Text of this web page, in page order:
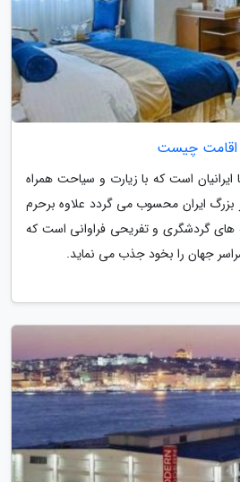
اقامت چیست
است که با زیارت و سیاحت همراه
ایران محسوب می گردد علاوه برحرم
های گردشگری و تفریحی فراوانی است که
جهان را بخود جذب می نماید.